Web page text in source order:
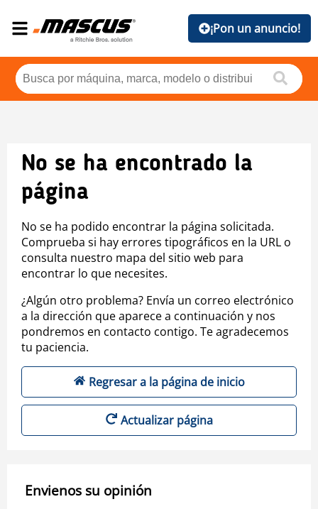
¡Pon un anuncio!
No se ha encontrado la
página
No se ha podido encontrar la página solicitada.
Comprueba si hay errores tipográficos en la URL o
consulta nuestro mapa del sitio web para
encontrar lo que necesites.
¿Algún otro problema? Envía un correo electrónico
a la dirección que aparece a continuación y nos
pondremos en contacto contigo. Te agradecemos
tu paciencia.
Regresar a la página de inicio
Actualizar página
Envienos su opinión